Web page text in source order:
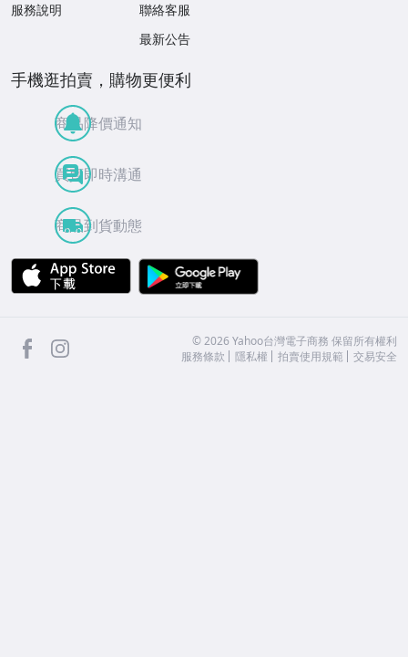
服務說明
聯絡客服
最新公告
手機逛拍賣，購物更便利
商品降價通知
買賣即時溝通
商品到貨動態
APP Store
facebook ©2026 Yahoo台灣電子商務 保留所有權利
服務條款
隱私權 拍賣使用規範 交易安全